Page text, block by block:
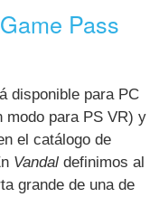
Pass
disponible para PC
modo para PS VR) y
el catálogo de
Vandal definimos al
grande de una de